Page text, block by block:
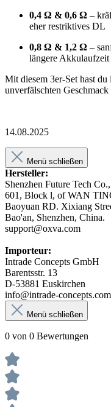
0,4 Ω & 0,6 Ω –
eher restriktives DL
0,8 Ω & 1,2 Ω –
längere Akkulaufzeit
Mit diesem 3er-Set hast
unverfälschten
14.08.2025
Menü schließen
Hersteller:
Shenzhen Future Tech
601, Block l, of WAN
Baoyuan RD. Xixiang
Bao'an, Shenzhen, China.
support@oxva.com
Importeur:
Intrade Concepts GmbH
Barentsstr. 13
D-53881 Euskirchen
info@intrade-concepts.com
Menü schließen
0 von 0 Bewertungen